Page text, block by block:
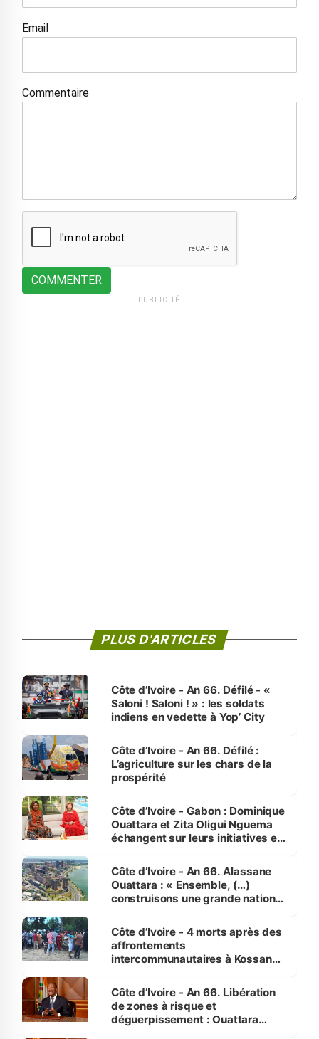
Email
Commentaire
COMMENTER
PUBLICITÉ
PLUS D'ARTICLES
Côte d’Ivoire - An 66. Défilé - «
Saloni ! Saloni ! » : les soldats
indiens en vedette à Yop’ City
Côte d’Ivoire - An 66. Défilé :
L’agriculture sur les chars de la
prospérité
Côte d’Ivoire - Gabon : Dominique
Ouattara et Zita Oligui Nguema
échangent sur leurs initiatives en
enfants
Côte d’Ivoire - An 66. Alassane
Ouattara : « Ensemble, (…)
construisons une grande nation
générations futures »
Côte d’Ivoire - 4 morts après des
affrontements
intercommunautaires à Kossandji
milieu des sinistrés
Côte d’Ivoire - An 66. Libération
de zones à risque et
déguerpissement : Ouattara